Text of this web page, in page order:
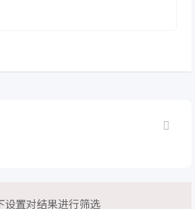
设置对结果进行筛选